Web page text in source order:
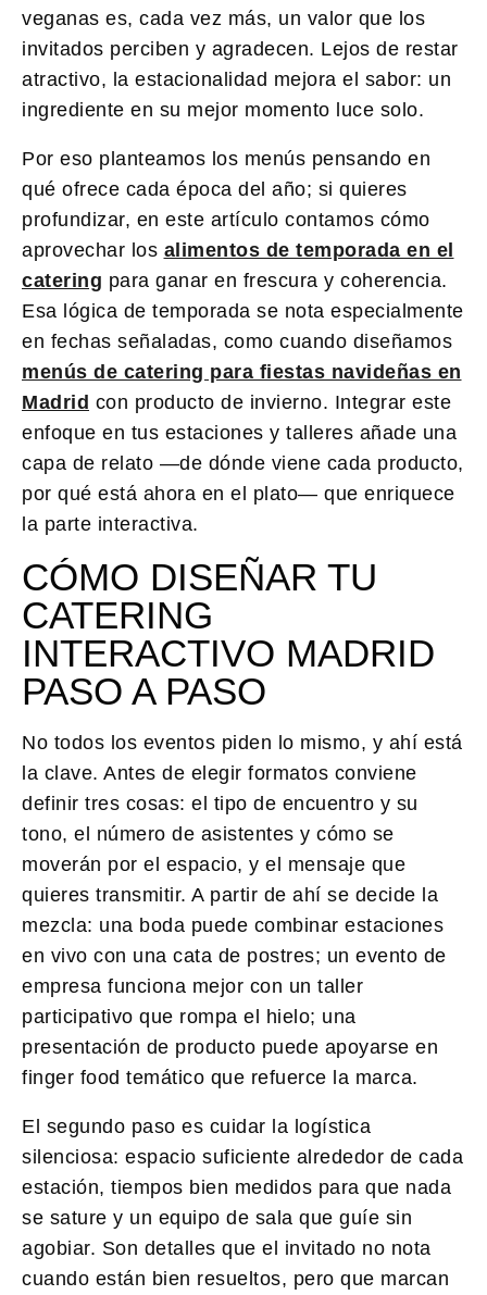
veganas es, cada vez más, un valor que los
invitados perciben y agradecen. Lejos de restar
atractivo, la estacionalidad mejora el sabor: un
ingrediente en su mejor momento luce solo.
Por eso planteamos los menús pensando en
qué ofrece cada época del año; si quieres
profundizar, en este artículo contamos cómo
aprovechar los alimentos de temporada en el
catering para ganar en frescura y coherencia.
Esa lógica de temporada se nota especialmente
en fechas señaladas, como cuando diseñamos
menús de catering para fiestas navideñas en
Madrid con producto de invierno. Integrar este
enfoque en tus estaciones y talleres añade una
capa de relato —de dónde viene cada producto,
por qué está ahora en el plato— que enriquece
la parte interactiva.
CÓMO DISEÑAR TU
CATERING
INTERACTIVO MADRID
PASO A PASO
No todos los eventos piden lo mismo, y ahí está
la clave. Antes de elegir formatos conviene
definir tres cosas: el tipo de encuentro y su
tono, el número de asistentes y cómo se
moverán por el espacio, y el mensaje que
quieres transmitir. A partir de ahí se decide la
mezcla: una boda puede combinar estaciones
en vivo con una cata de postres; un evento de
empresa funciona mejor con un taller
participativo que rompa el hielo; una
presentación de producto puede apoyarse en
finger food temático que refuerce la marca.
El segundo paso es cuidar la logística
silenciosa: espacio suficiente alrededor de cada
estación, tiempos bien medidos para que nada
se sature y un equipo de sala que guíe sin
agobiar. Son detalles que el invitado no nota
cuando están bien resueltos, pero que marcan